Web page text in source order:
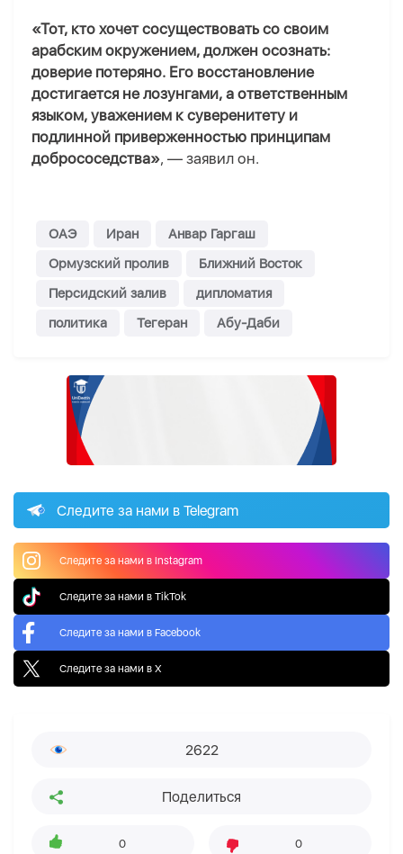
«Тот, кто хочет сосуществовать со своим
арабским окружением, должен осознать:
доверие потеряно. Его восстановление
достигается не лозунгами, а ответственным
языком, уважением к суверенитету и
подлинной приверженностью принципам
добрососедства», — заявил он.
ОАЭ Иран
Анвар Гаргаш
Ормузский пролив
Ближний Восток
Персидский залив
дипломатия
политика
Тегеран Абу-Даби
Следите за нами в Telegram
Следите за нами в Instagram
Следите за нами в TikTok
Следите за нами в Facebook
Следите за нами в X
2622
Поделиться
0 0